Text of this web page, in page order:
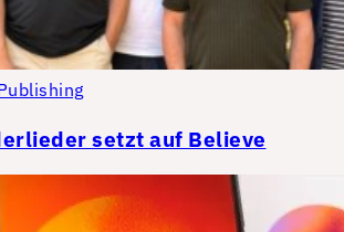
setzt auf Believe